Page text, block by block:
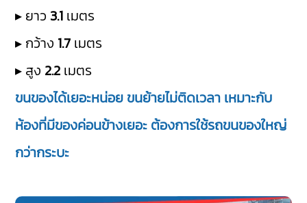
▸ ยาว 3.1 เมตร
▸ กว้าง 1.7 เมตร
▸ สูง 2.2 เมตร
ขนของได้เยอะหน่อย ขนย้ายไม่ติดเวลา เหมาะกับ
ห้องที่มีของค่อนข้างเยอะ ต้องการใช้รถขนของใหญ่
กว่ากระบะ